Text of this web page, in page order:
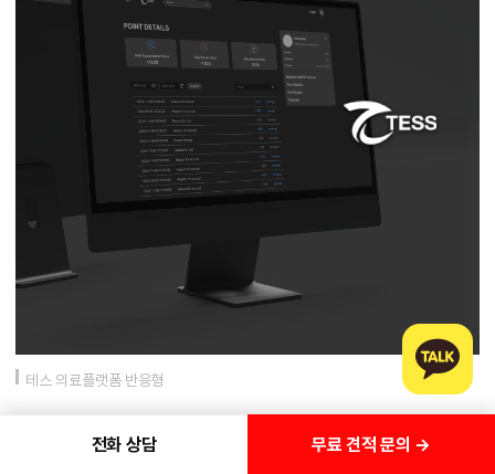
테스 의료플랫폼 반응형
전화 상담 무료 견적 문의 →